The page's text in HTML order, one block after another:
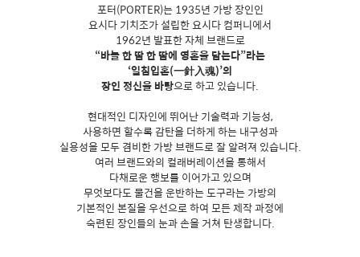
포터(PORTER)는 1935년 가방 장인인
요시다 기치조가 설립한 요시다 컴퍼니에서
1962년 발표한 자체 브랜드로
“바늘 한 땀 한 땀에 영혼을 담는다”라는
‘일침입혼(一針入魂)’의
장인 정신을 바탕으로 하고 있습니다.
현대적인 디자인에 뛰어난 기술력과 기능성,
사용하면 할수록 감탄을 더하게 하는 내구성과
실용성을 모두 겸비한 가방 브랜드로 잘 알려져 있습니다.
여러 브랜드와의 컬래버레이션을 통해서
다채로운 행보를 이어가고 있으며
무엇보다도 물건을 운반하는 도구라는 가방의
기본적인 본질을 우선으로 하여 모든 제작 과정에
숙련된 장인들의 눈과 손을 거쳐 탄생합니다.